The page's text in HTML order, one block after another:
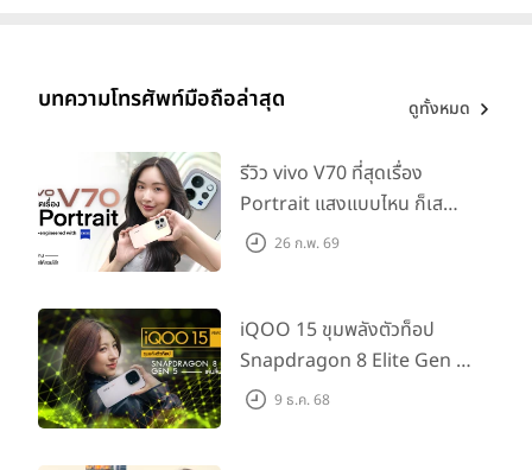
บทความโทรศัพท์มือถือล่าสุด ดูทั้งหมด
รีวิว vivo V70 ที่สุดเรื่อง
Portrait แสงแบบไหน ก็เส
กช็อตให้สวยได้!
26 ก.พ. 69
iQOO 15 ขุมพลังตัวท็อป
Snapdragon 8 Elite Gen 5
เล่นลื่นทุกเกม!
9 ธ.ค. 68